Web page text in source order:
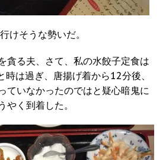
けそうな勢いだ。
貪る夫、さて、私の水餃子定食は
は過ぎ、唐揚げ着から12分後、
ていなかったのではと疑心暗鬼に
やく到着した。